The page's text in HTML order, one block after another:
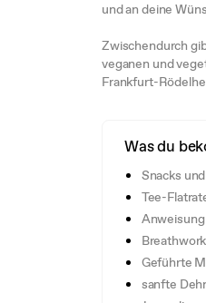
und an deine
Zwischendurch
veganen und
Frankfurt-
Was du
Snacks
Tee-
Geführte
sanfte